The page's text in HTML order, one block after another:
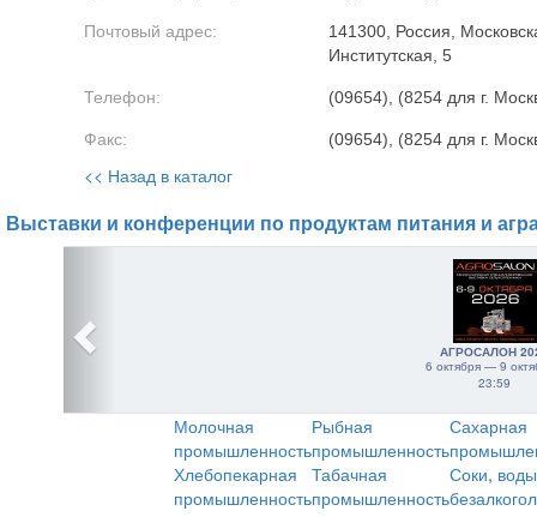
Почтовый адрес:
141300, Россия,
Институтская, 5
Телефон: (09654), (8254 для г.
Факс: (09654), (8254 для г.
<< Назад в каталог
Выставки и конференции по продуктам питания и
АГРОСАЛОН
6 октября — 9
23:59
Молочная
промышленность
Рыбная
промышленность
Сахарная
Хлебопекарная
промышленность
Табачная
промышленность
Соки,